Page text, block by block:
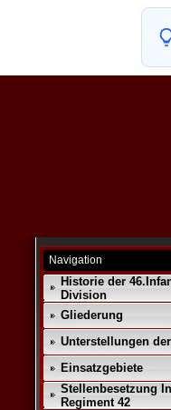
Navigation
Historie der
Division
Gliederung
Unterstellungen
Einsatzgebiete
Stellenbesetzung
Regiment 42